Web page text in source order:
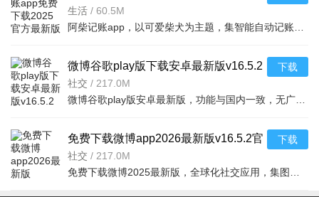
v1.7.8最新版
生活 / 60.5M
微博谷歌play版下载安卓最新版v16.5.2
安卓版
社交 / 217.0M
下载
免费下载微博app2026最新版v16.5.2官
方版
社交 / 217.0M
下载